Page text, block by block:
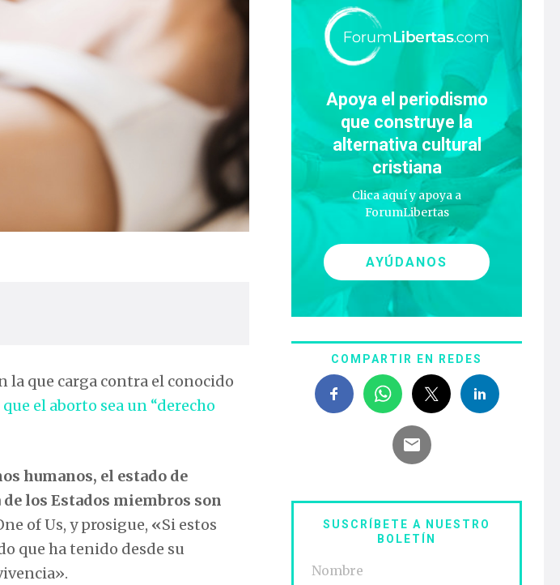
la que carga contra el conocido
el aborto sea un “derecho
humanos, el estado de
los Estados miembros son
of Us, y prosigue, «Si estos
que ha tenido desde su
Apoya el periodismo
que construye la
alternativa cultural
cristiana
Clica aquí y apoya a
ForumLibertas
AYÚDANOS
COMPARTIR EN REDES
SUSCRÍBETE A NUESTRO
BOLETÍN